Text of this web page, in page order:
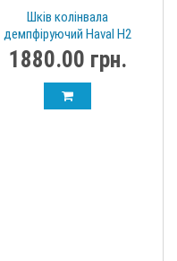
Шків колінвала
демпфіруючий Haval H2
1005013-E02
1880.00 грн.